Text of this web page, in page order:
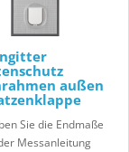
außen
Sie die Endmaße
Messanleitung